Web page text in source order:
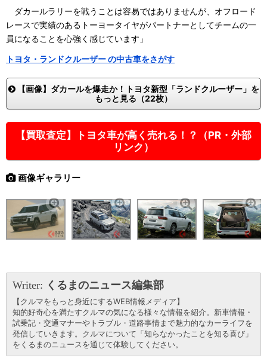
ダカールラリーを戦うことは容易ではありませんが、オフロード
レースで実績のあるトーヨータイヤがパートナーとしてチームの一
員になることを心強く感じています」
トヨタ・ランドクルーザー の中古車をさがす
【画像】ダカールを爆走か！トヨタ新型「ランドクルーザー」を
もっと見る（22枚）
【買取査定】トヨタ車が高く売れる！？（PR・外部
リンク）
画像ギャラリー
Writer: くるまのニュース編集部
【クルマをもっと身近にするWEB情報メディア】
知的好奇心を満たすクルマの気になる様々な情報を紹介。新車情報・
試乗記・交通マナーやトラブル・道路事情まで魅力的なカーライフを
発信していきます。クルマについて「知らなかったことを知る喜び」
をくるまのニュースを通じて体験してください。